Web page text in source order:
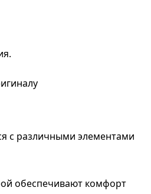
с различными элементами
обеспечивают комфорт